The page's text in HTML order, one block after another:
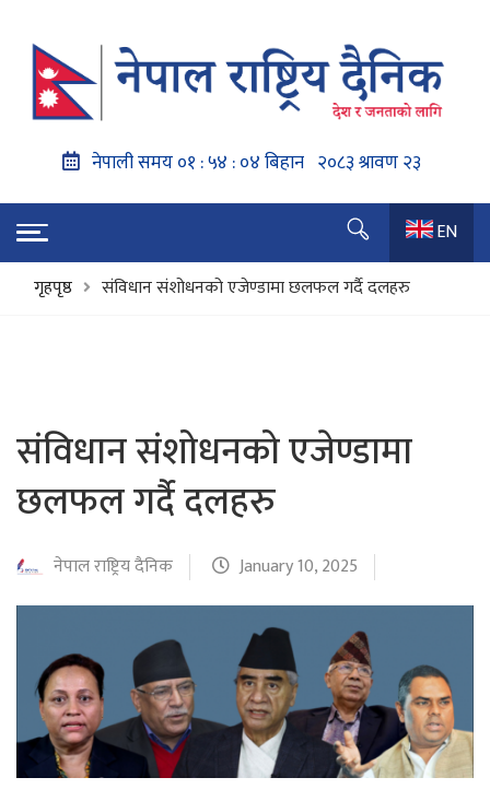
EN
गृहपृष्ठ
संविधान संशोधनको एजेण्डामा छलफल गर्दै दलहरु
संविधान संशोधनको एजेण्डामा
छलफल गर्दै दलहरु
नेपाल राष्ट्रिय दैनिक January 10, 2025